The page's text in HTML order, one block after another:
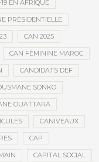
EN AFRIQUE
PRÉSIDENTIELLE
CAN 2025
CAN FÉMININE MAROC
CANDIDATS DEF
SONKO
OUATTARA
CANIVEAUX
CAP
CAPITAL SOCIAL